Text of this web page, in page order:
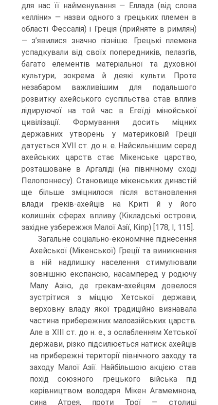
для нас її найменування — Еллада (від слова
«елліни» — на­зви одного з грецьких племен в
області Фессалія) і Греція (прийняте в римлян)
— з’явилися значно пізніше. Грецькі племена
успадкували від своїх попередників, пелазгів,
багато елементів матеріальної та духовної
культури, зокрема й деякі культи. Проте
незабаром важливішим для подальшого
розвитку ахейського су­спільства став вплив
лідируючої на той час в Егеїді мінойської
цивілізації. Форму­вання досить міцних
державних утворень у материковій Греції
датується XVII ст. до н. е. Найсильнішим серед
ахейських царств стає Мікенське царство,
розташо­ване в Аргаліді (на північному сході
Пелопоннесу). Становище мікенських дина­стій
ще більше зміцнилося після встановлення
влади греків-ахейців на Криті й у його
колишніх сферах впливу (Кікладські острови,
західне узбережжя Малої Азії, Кіпр) [178, I, 115].
Загальне соціально-економічне піднесення
Ахейської (Мікенської) Греції та виникнення
в ній надлишку населення стимулювали
зовнішню експансію, насамперед у родючу
Малу Азію, де грекам-ахейцям довелося
зустрітися з міц­цю Хетської держави,
верховну владу якої традиційно визнавала
частина при­бережних малоазійських царств.
Але в XIII ст. до н. е., з ослабленням Хетської
держави, різко підсилюється натиск ахейців
на прибережні території північно­го заходу та
заходу Малої Азії. Найбільшою акцією став
похід союзного грець­кого війська під
керівництвом володаря Мікен Агамемнона,
сина Атрея, проти Трої — столиці